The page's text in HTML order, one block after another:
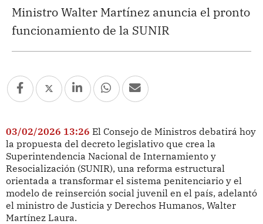
Ministro Walter Martínez anuncia el pronto
funcionamiento de la SUNIR
03/02/2026 13:26 El Consejo de Ministros debatirá hoy
la propuesta del decreto legislativo que crea la
Superintendencia Nacional de Internamiento y
Resocialización (SUNIR), una reforma estructural
orientada a transformar el sistema penitenciario y el
modelo de reinserción social juvenil en el país, adelantó
el ministro de Justicia y Derechos Humanos, Walter
Martínez Laura.